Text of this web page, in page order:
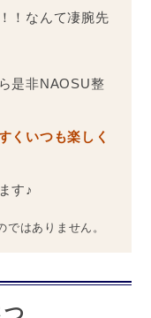
！なんて凄腕先
是非NAOSU整
くいつも楽しく
す♪
はありません。